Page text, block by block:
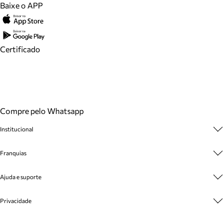
Baixe o APP
Certificado
Compre pelo Whatsapp
Institucional
Cashback
Venda Corporativa
Mapa do Site
Franquias
Plano de Negócio
Ajuda e suporte
Cadastro
Privacidade